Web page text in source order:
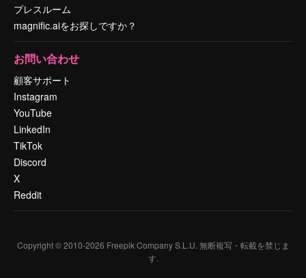
プレスルーム
magnific.aiをお探しですか？
お問い合わせ
顧客サポート
Instagram
YouTube
LinkedIn
TikTok
Discord
X
Reddit
Copyright © 2010-2026 Freepik Company S.L.U. 無断複写・転載を禁じま
す.